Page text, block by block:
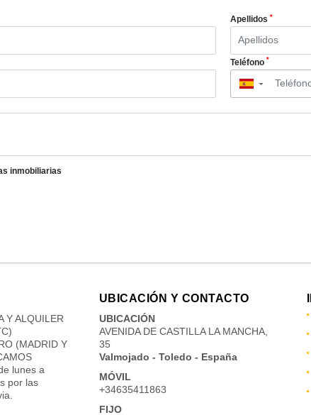
Apellidos *
Teléfono *
▼
inmobiliarias
Y ALQUILER
(MADRID Y
lunes a
por las
UBICACIÓN Y CONTACTO
UBICACIÓN
AVENIDA DE CASTILLA LA MANCHA,
35
Valmojado - Toledo - España
MÓVIL
+34635411863
FIJO